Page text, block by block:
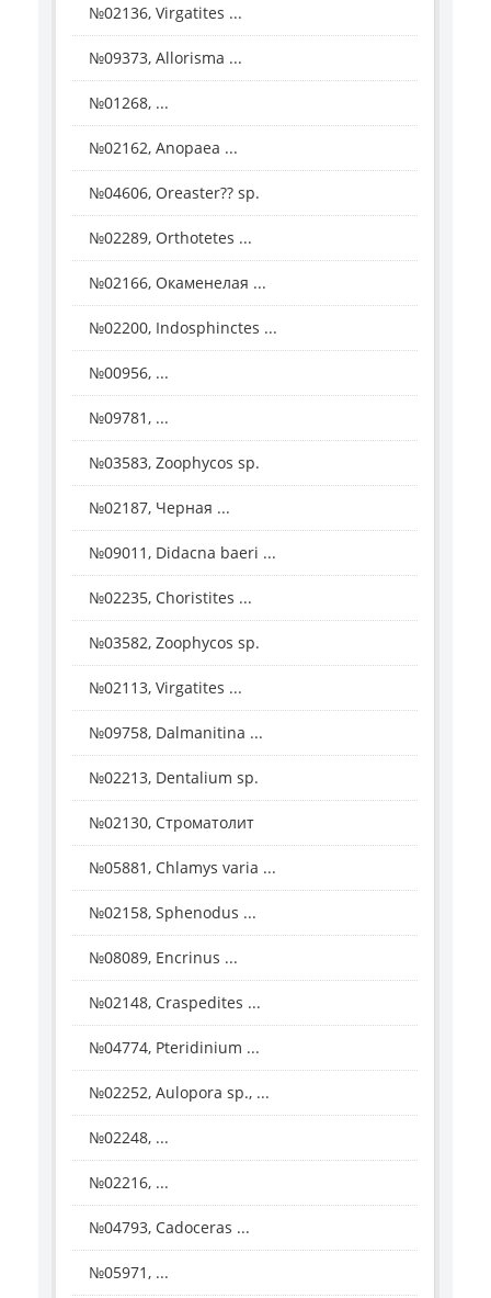
№02136, Virgatites ...
№09373, Allorisma ...
№01268, ...
№02162, Anopaea ...
№04606, Oreaster?? sp.
№02289, Orthotetes ...
№02166, Окаменелая ...
№02200, Indosphinctes ...
№00956, ...
№09781, ...
№03583, Zoophycos sp.
№02187, Черная ...
№09011, Didacna baeri ...
№02235, Choristites ...
№03582, Zoophycos sp.
№02113, Virgatites ...
№09758, Dalmanitina ...
№02213, Dentalium sp.
№02130, Строматолит
№05881, Chlamys varia ...
№02158, Sphenodus ...
№08089, Encrinus ...
№02148, Craspedites ...
№04774, Pteridinium ...
№02252, Aulopora sp., ...
№02248, ...
№02216, ...
№04793, Cadoceras ...
№05971, ...